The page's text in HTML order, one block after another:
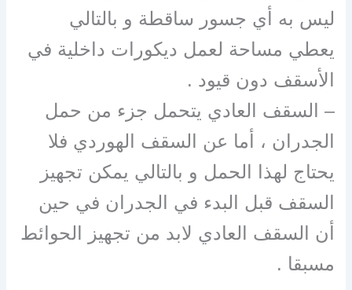
ليس به أي جسور ساقطة و بالتالي
يعطي مساحة لعمل ديكورات داخلية في
الأسقف دون قيود .
– السقف العادي يتحمل جزء من حمل
الجدران ، أما عن السقف الهوردي فلا
يحتاج لهذا الحمل و بالتالي يمكن تجهيز
السقف قبل البدء في الجدران في حين
أن السقف العادي لابد من تجهيز الحوائط
مسبقا .